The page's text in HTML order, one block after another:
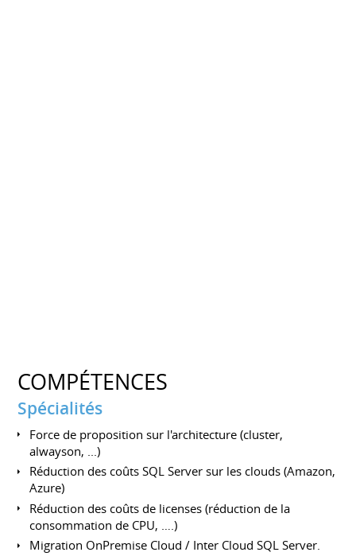
COMPÉTENCES
Spécialités
Force de proposition sur l'architecture (cluster,
alwayson, ...)
Réduction des coûts SQL Server sur les clouds (Amazon,
Azure)
Réduction des coûts de licenses (réduction de la
consommation de CPU, ….)
Migration OnPremise Cloud / Inter Cloud SQL Server.